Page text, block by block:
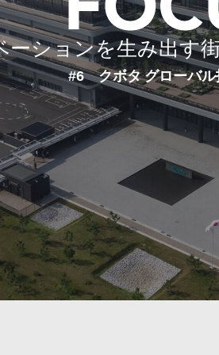
ーションを生み出す
#6 クボタ グローバル